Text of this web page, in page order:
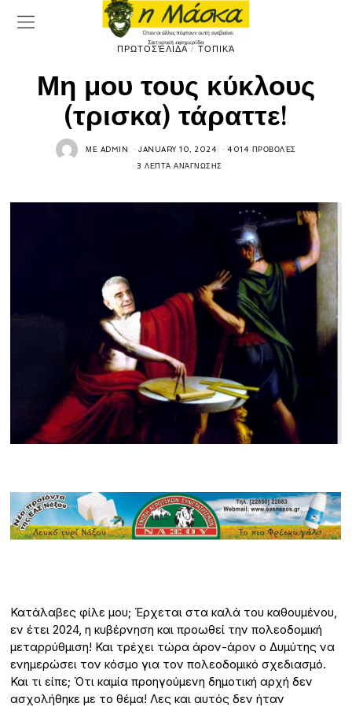
ΠΡΩΤΟΣΈΛΙΔΑ / ΤΟΠΙΚΆ
Μη μου τους κύκλους
(τρισκα) τάραττε!
ΜΕ ADMIN JANUARY 10, 2024 4014 ΠΡΟΒΟΛΈΣ
3 ΛΕΠΤΆ ΑΝΆΓΝΩΣΗΣ
Κατάλαβες φίλε μου; Έρχεται στα καλά του καθουμένου,
εν έτει 2024, η κυβέρνηση και προωθεί την πολεοδομική
μεταρρύθμιση! Και τρέχει τώρα άρον-άρον ο Δυμύτης να
ενημερώσει τον κόσμο για τον πολεοδομικό σχεδιασμό.
Και τι είπε; Ότι καμία προηγούμενη δημοτική αρχή δεν
ασχολήθηκε με το θέμα! Λες και αυτός δεν ήταν